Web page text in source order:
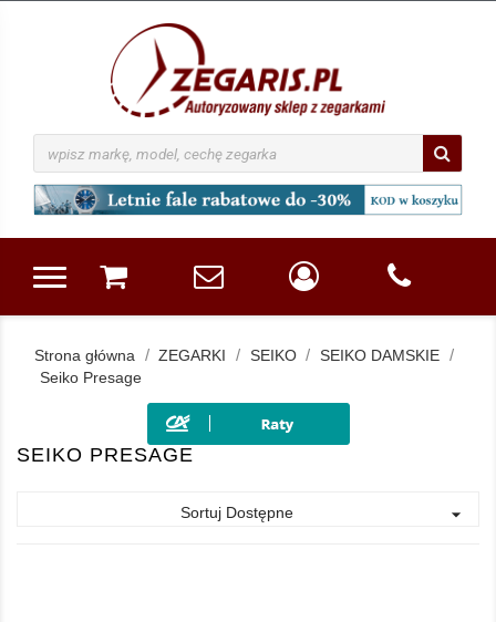
Strona główna ZEGARKI SEIKO
SEIKO DAMSKIE
Seiko Presage
SEIKO PRESAGE
Sortuj Dostępne 